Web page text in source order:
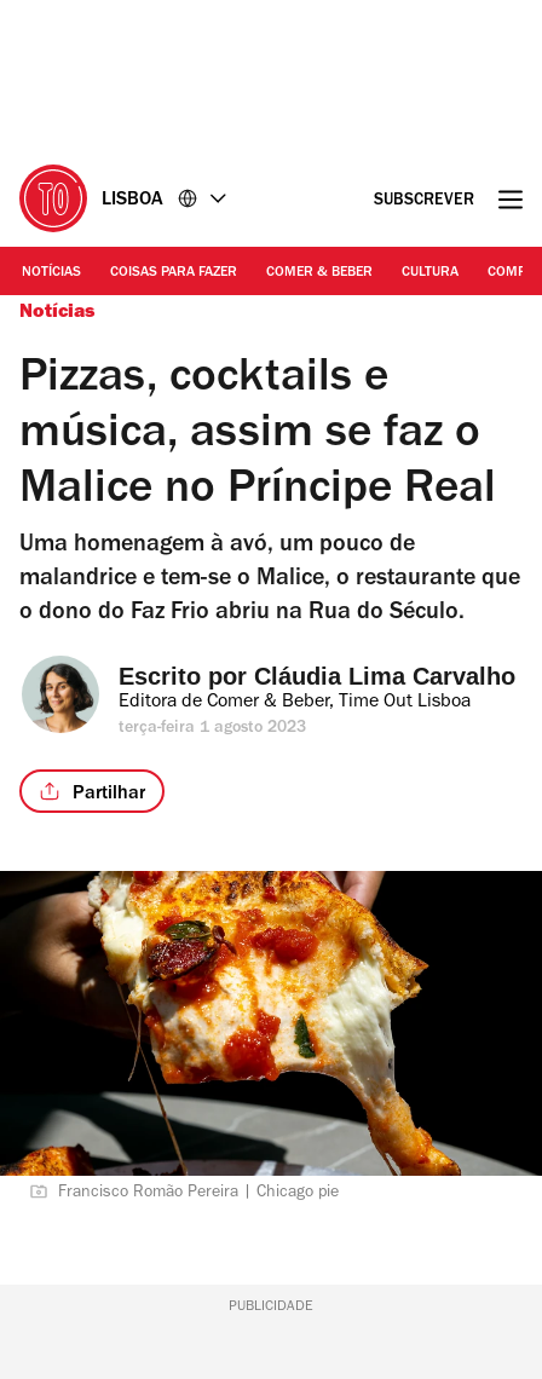
LISBOA SUBSCREVER
NOTÍCIAS COISAS PARA FAZER COMER & BEBER CULTURA
Notícias
Pizzas, cocktails e
música, assim se faz o
Malice no Príncipe Real
Uma homenagem à avó, um pouco de
malandrice e tem-se o Malice, o restaurante que
o dono do Faz Frio abriu na Rua do Século.
Escrito por Cláudia Lima Carvalho
Editora de Comer & Beber, Time Out Lisboa
terça-feira 1 agosto 2023
Partilhar
Francisco Romão Pereira | Chicago pie
PUBLICIDADE